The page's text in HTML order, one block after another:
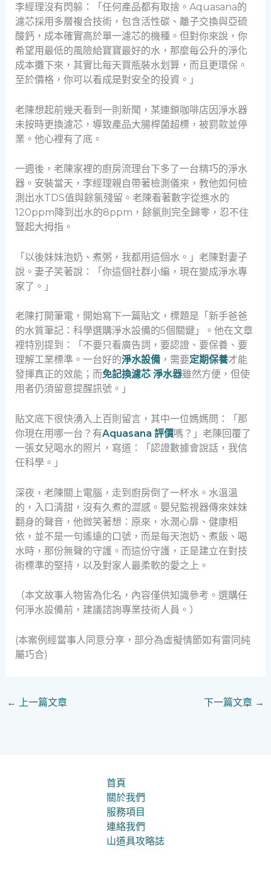
李經理沒有閃躲：「任何產品都有取捨。Aquasana的
濾芯採用多層複合技術，包含活性碳、離子交換與亞硫
酸鈣，成本確實高於單一濾芯的機種。但對你來說，你
希望用最低的風險給寶寶最好的水，那麼每公升的淨化
成本攤下來，其實比每天買瓶裝水划算，而且更環保。
至於價格，你可以看成是對安全的投資。」
老陳想起前幾天看到一則新聞，某連鎖咖啡店因淨水器
未按時更換濾芯，導致產品大腸桿菌超標，被罰款並停
業。他心裡有了底。
一週後，老陳家裡的廚房流理台下多了一台精巧的淨水
器。安裝當天，李經理親自帶著檢測儀來，教他如何檢
測出水TDS值與餘氯殘留。老陳看著數字從進水的
120ppm降到出水的8ppm，餘氯則完全歸零，忍不住
豎起大拇指。
「以後妹妹泡奶、煮粥，我都用這個水。」老陳對妻子
說。妻子笑著說：「你這個社群小編，現在變成淨水專
家了。」
老陳打開筆電，開始寫下一篇貼文，標題是「新手爸爸
的水質筆記：科學選購淨水設備的5個關鍵」。他在文章
裡特別提到：「不要只看廣告詞，要認證、要保養、要
理解工業標準。一台好的淨水設備，需要定期保養才能
發揮真正的效能；而免記換濾芯 淨水器雖然方便，但使
用者仍須留意提醒訊號。」
貼文底下很快湧入上百則留言，其中一位媽媽問：「那
你現在用哪一台？有Aquasana 評價嗎？」老陳回覆了
一張女兒喝水的照片，寫道：「認證數據會說話，我信
任科學。」
深夜，老陳關上電腦，走到廚房倒了一杯水。水溫溫
的，入口清甜，沒有久煮的澀感。嬰兒監視器傳來妹妹
翻身的聲音，他微笑著想：原來，水潤心扉、健康相
依，並不是一句遙遠的口號，而是每天泡奶、煮飯、喝
水時，那份無聲的守護。而這份守護，正是建立在對技
術標準的堅持，以及對家人最柔軟的愛之上。
（本文故事人物皆為化名，內容僅供知識參考。選購任
何淨水設備前，建議諮詢專業技術人員。）
(本案例經當事人同意分享，部分為虛擬情節如有雷同純
屬巧合)
← 上一篇文章 下一篇文章 →
首頁
關於我們
服務項目
連絡我們
山道具攻略誌